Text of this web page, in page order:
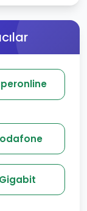
Gigabit